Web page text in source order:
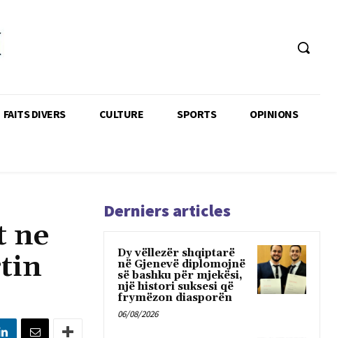
FAITS DIVERS CULTURE SPORTS OPINIONS
ne
Derniers articles
Dy vëllezër shqiptarë
në Gjenevë diplomojnë
së bashku për mjekësi,
një histori suksesi që
frymëzon diasporën
06/08/2026